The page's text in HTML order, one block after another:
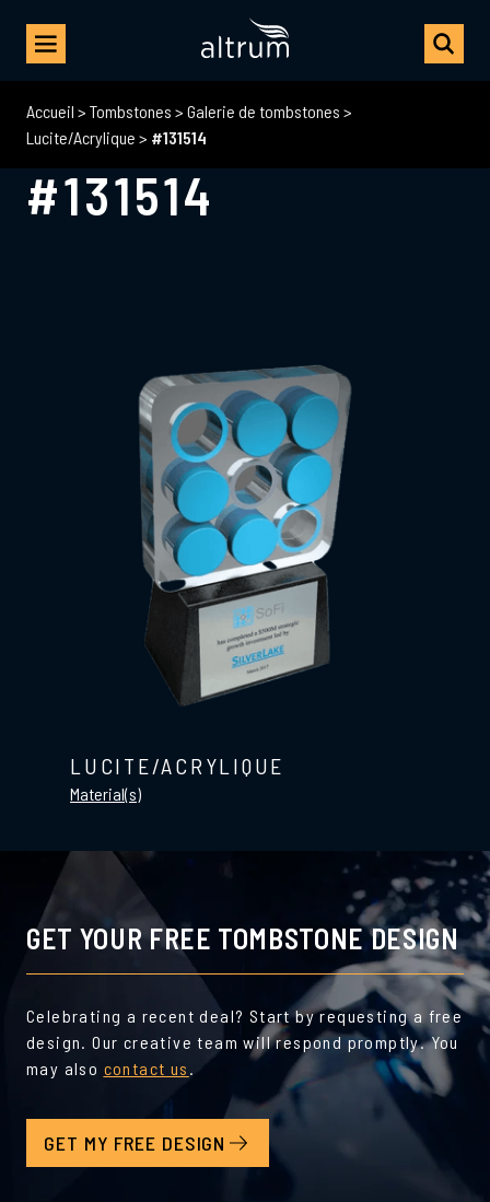
Accueil > Tombstones > Galerie de tombstones >
Lucite/Acrylique > #131514
#131514
LUCITE/ACRYLIQUE
Material(s)
GET YOUR FREE TOMBSTONE DESIGN
Celebrating a recent deal? Start by requesting a free
design. Our creative team will respond promptly. You
may also contact us .
GET MY FREE DESIGN